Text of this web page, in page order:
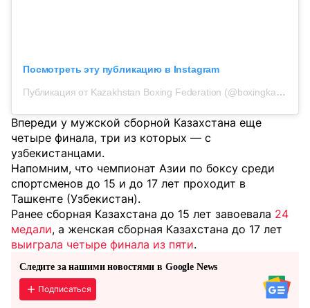
Посмотреть эту публикацию в Instagram
Публикация от Kazakhstan Boxing Federation (@boxingkazakhstan)
Впереди у мужской сборной Казахстана еще
четыре финала, три из которых — с
узбекистанцами.
Напомним, что чемпионат Азии по боксу среди
спортсменов до 15 и до 17 лет проходит в
Ташкенте (Узбекистан).
Ранее сборная Казахстана до 15 лет завоевала 24
медали, а женская сборная Казахстана до 17 лет
выиграла четыре финала из пяти.
Следите за нашими новостями в Google News
Подписаться